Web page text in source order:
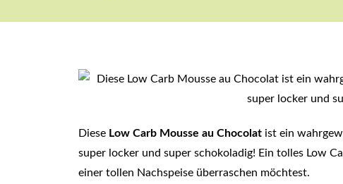
Diese Low Carb Mousse au Chocolat ist ein
super locker und super schokoladig! Ein tolles Low
einer tollen Nachspeise überraschen möchtest.